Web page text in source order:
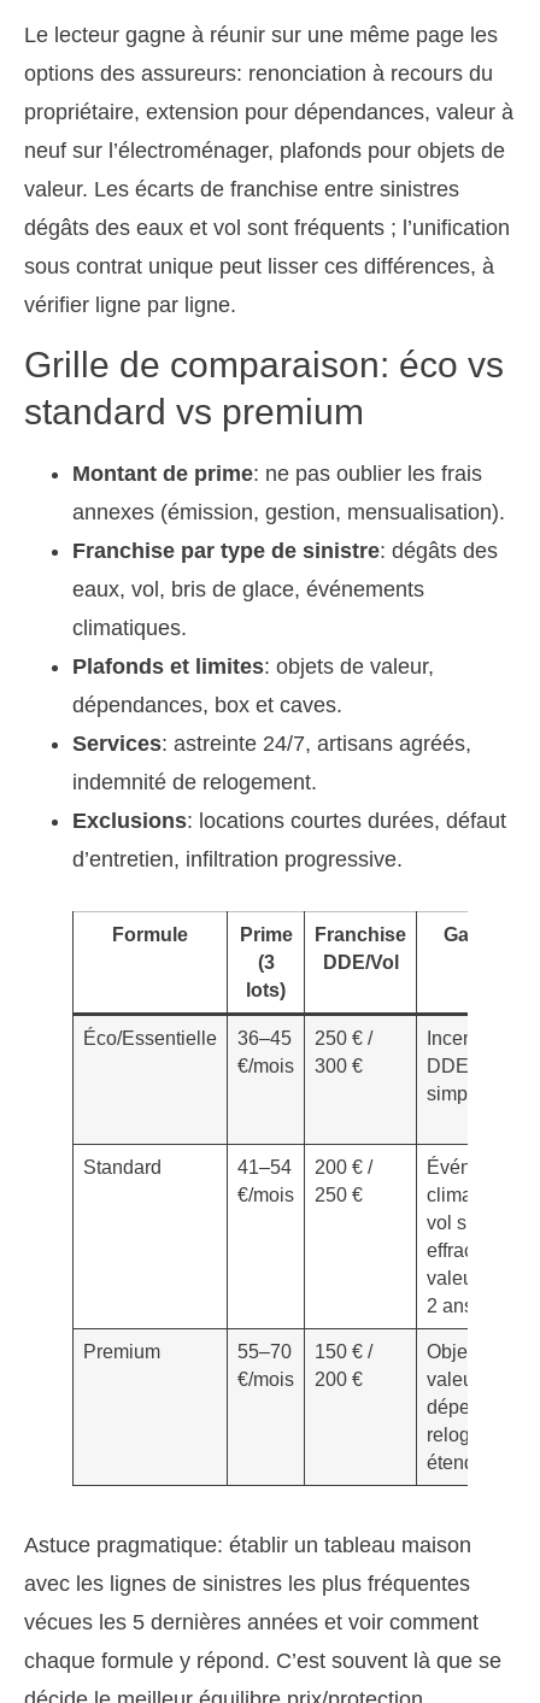
Le lecteur gagne à réunir sur une même page les
options des assureurs: renonciation à recours du
propriétaire, extension pour dépendances, valeur à
neuf sur l’électroménager, plafonds pour objets de
valeur. Les écarts de franchise entre sinistres
dégâts des eaux et vol sont fréquents ; l’unification
sous contrat unique peut lisser ces différences, à
vérifier ligne par ligne.
Grille de comparaison: éco vs
standard vs premium
Montant de prime: ne pas oublier les frais
annexes (émission, gestion, mensualisation).
Franchise par type de sinistre: dégâts des
eaux, vol, bris de glace, événements
climatiques.
Plafonds et limites: objets de valeur,
dépendances, box et caves.
Services: astreinte 24/7, artisans agréés,
indemnité de relogement.
Exclusions: locations courtes durées, défaut
d’entretien, infiltration progressive.
Formule
Prime
(3
lots)
Franchise
DDE/Vol
Garanties
Éco/Essentielle
36–45
€/mois
250 € /
300 €
Incendie,
DDE, RC,
simple
Standard
41–54
€/mois
200 € /
250 €
Événements
climatiques,
vol sur
effraction,
valeur à neuf
2 ans
Premium
55–70
€/mois
150 € /
200 €
Objets de
valeur,
relogement
étendu
Astuce pragmatique: établir un tableau maison
avec les lignes de sinistres les plus fréquentes
vécues les 5 dernières années et voir comment
chaque formule y répond. C’est souvent là que se